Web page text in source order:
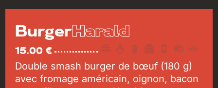
BurgerHarald
15.00 €
Double smash burger de bœuf (180 g)
avec fromage américain, oignon, bacon